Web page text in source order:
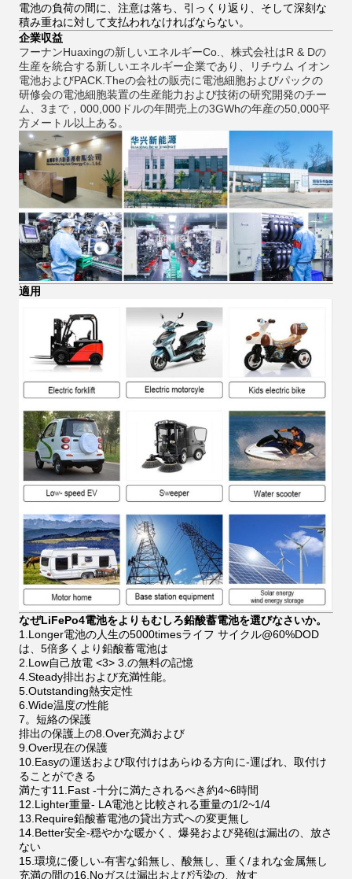
電池の負荷の間に、注意は落ち、引っくり返り、そして深刻な
積み重ねに対して支払われなければならない。
企業収益
フーナンHuaxingの新しいエネルギーCo.、株式会社はR & Dの
生産を統合する新しいエネルギー企業であり、リチウム イオン
電池およびPACK.Theの会社の販売に電池細胞およびパックの
研修会の電池細胞装置の生産能力および技術の研究開発のチー
ム、3まで，000,000ドルの年間売上の3GWhの年産の50,000平
方メートル以上ある。
適用
なぜLiFePo4電池をよりもむしろ鉛酸蓄電池を選びなさいか。
1.Longer電池の人生の5000timesライフ サイクル@60%DOD
は、5倍多くより鉛酸蓄電池は
2.Low自己放電 <3> 3.の無料の記憶
4.Steady排出および充満性能。
5.Outstanding熱安定性
6.Wide温度の性能
7。短絡の保護
排出の保護上の8.Over充満および
9.Over現在の保護
10.Easyの運送および取付けはあらゆる方向に-運ばれ、取付け
ることができる
満たす11.Fast -十分に満たされるべき約4~6時間
12.Lighter重量- LA電池と比較される重量の1/2~1/4
13.Require鉛酸蓄電池の貸出方式への変更無し
14.Better安全-穏やかな暖かく、爆発および発砲は漏出の、放さ
ない
15.環境に優しい-有害な鉛無し、酸無し、重く/まれな金属無し
充満の間の16.Noガスは漏出および汚染の、放す